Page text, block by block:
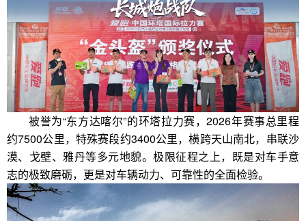
被誉为“东方达喀尔”的环塔拉力赛，2026年赛事总里程
约7500公里，特殊赛段约3400公里，横跨天山南北，串联沙
漠、戈壁、雅丹等多元地貌。极限征程之上，既是对车手意
志的极致磨砺，更是对车辆动力、可靠性的全面检验。